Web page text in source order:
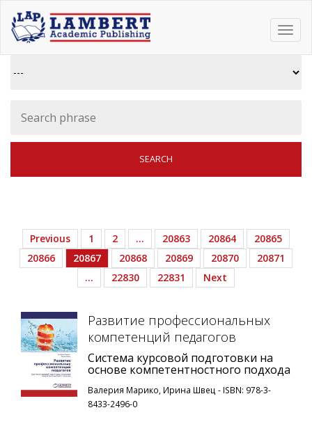
Previous 1 2 … 20863 20864
20865
20866
20867 20868 20869 20870
20871
…
22830 22831 Next
Развитие профессиональных
компетенций педагогов
Система курсовой подготовки на
основе компетентностного подхода
Валерия Марико, Ирина Швец - ISBN: 978-3-
8433-2496-0